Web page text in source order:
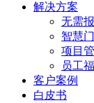
解决方案
无需
智慧
项目
员工
客户案例
白皮书